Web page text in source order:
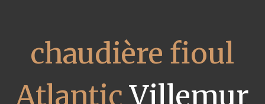
chaudière fioul
Atlantic Villemur